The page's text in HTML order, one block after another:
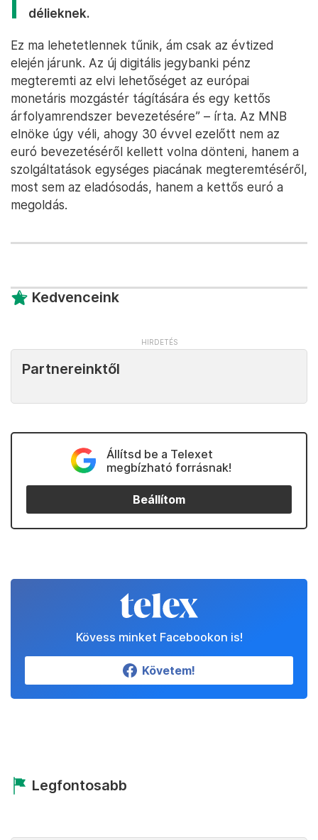
délieknek.
Ez ma lehetetlennek tűnik, ám csak az évtized
elején járunk. Az új digitális jegybanki pénz
megteremti az elvi lehetőséget az európai
monetáris mozgástér tágítására és egy kettős
árfolyamrendszer bevezetésére” – írta. Az MNB
elnöke úgy véli, ahogy 30 évvel ezelőtt nem az
euró bevezetéséről kellett volna dönteni, hanem a
szolgáltatások egységes piacának megteremtéséről,
most sem az eladósodás, hanem a kettős euró a
megoldás.
Kedvenceink
Partnereinktől
Állítsd be a Telexet
megbízható forrásnak!
Beállítom
Kövess minket Facebookon is!
Követem!
Legfontosabb